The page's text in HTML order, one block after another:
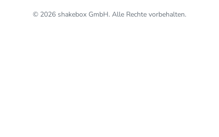
© 2026 shakebox GmbH. Alle Rechte vorbehalten.